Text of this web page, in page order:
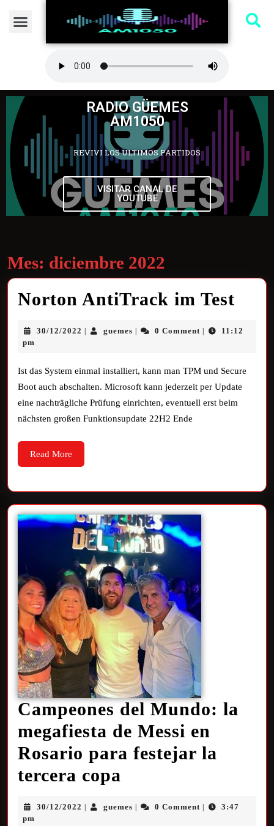
RADIO GÜEMES
AM1050
REVIVI LOS ULTIMOS PARTIDOS
VISITAR CANAL DE
YOUTUBE
Mes: diciembre 2022
Norton AntiTrack im Test
30/12/2022 guemes 0 Comment
11:12
pm
Ist das System einmal installiert, kann man TPM und Secure
Boot auch abschalten. Microsoft kann jederzeit per Update
eine nachträgliche Prüfung einrichten, eventuell erst beim
nächsten großen Funktionsupdate 22H2 Ende
Read More
Campeones del Mundo: la
megafiesta de Messi en
Rosario para festejar la
tercera copa
30/12/2022 guemes 0 Comment
3:47
pm